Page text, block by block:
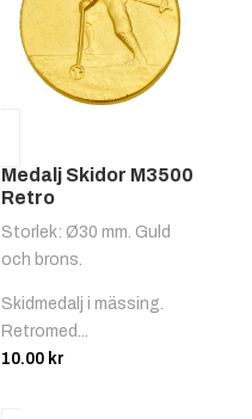
Medalj Skidor M3500
Retro
Storlek: Ø30 mm. Guld
och brons.
Skidmedalj i mässing.
Retromed...
10.00 kr